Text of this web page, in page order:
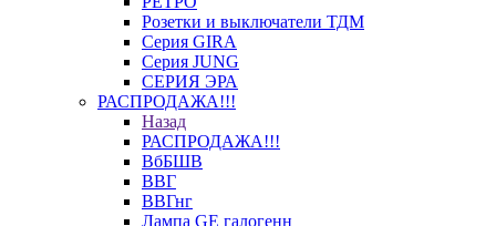
Розетки и выключатели ТДМ
Серия GIRA
Серия JUNG
СЕРИЯ ЭРА
РАСПРОДАЖА!!!
Назад
РАСПРОДАЖА!!!
ВбБШВ
ВВГ
ВВГнг
Лампа GE галогенн